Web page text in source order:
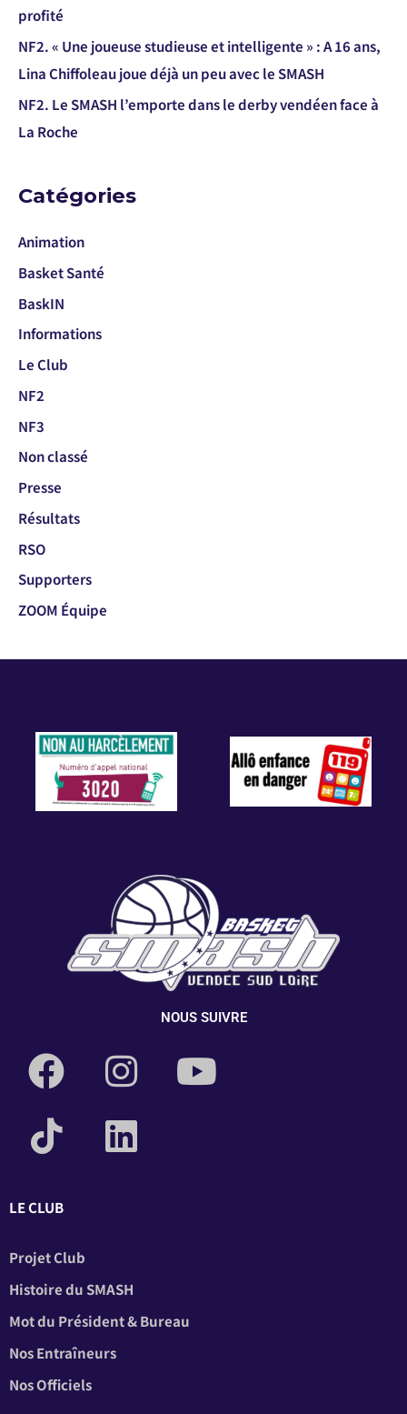
profité
NF2. « Une joueuse studieuse et intelligente » : A 16 ans,
Lina Chiffoleau joue déjà un peu avec le SMASH
NF2. Le SMASH l’emporte dans le derby vendéen face à
La Roche
Catégories
Animation
Basket Santé
BaskIN
Informations
Le Club
NF2
NF3
Non classé
Presse
Résultats
RSO
Supporters
ZOOM Équipe
NOUS SUIVRE
LE CLUB
Projet Club
Histoire du SMASH
Mot du Président & Bureau
Nos Entraîneurs
Nos Officiels